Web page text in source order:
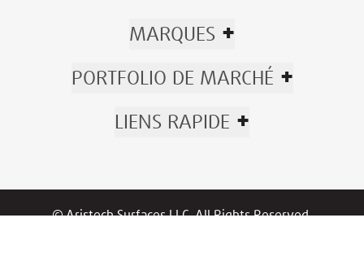
MARQUES +
PORTFOLIO DE MARCHÉ +
LIENS RAPIDE +
© Aristech Surfaces LLC. All Rights Reserved.